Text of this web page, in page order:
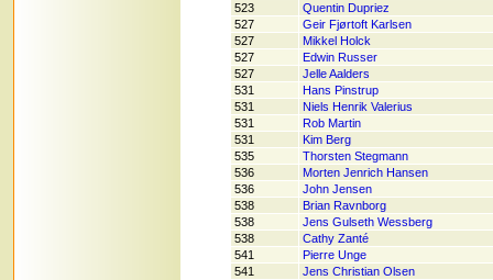
523
Quentin Dupriez
527
Geir Fjørtoft Karlsen
527
Mikkel Holck
527
Edwin Russer
527
Jelle Aalders
531
Hans Pinstrup
531
Niels Henrik Valerius
531
Rob Martin
531
Kim Berg
535
Thorsten Stegmann
536
Morten Jenrich Hansen
536
John Jensen
538
Brian Ravnborg
538
Jens Gulseth Wessberg
538
Cathy Zanté
541
Pierre Unge
541
Jens Christian Olsen